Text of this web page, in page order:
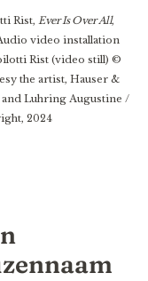
Rist, Ever Is Over All,
video installation
Rist (video still) ©
the artist, Hauser &
Luhring Augustine /
2024